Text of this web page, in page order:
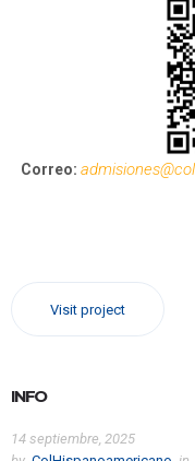
Correo:
Visit project
INFO
14 septiembre, 2025